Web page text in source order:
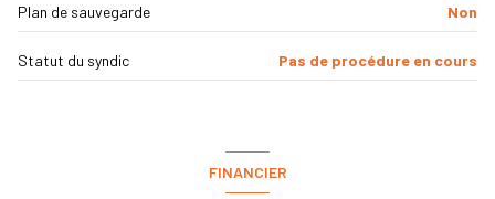
vue Dégagée
cave
Plan de sauvegarde Non
Statut du syndic Pas de procédure en cours
FINANCIER